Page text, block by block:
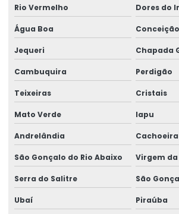
Rio Vermelho Dores do
Água Boa
Jequeri Chapada
Cambuquira Perdigão
Teixeiras Cristais
Mato Verde Iapu
Andrelândia
São Gonçalo do Rio Abaixo Virgem da
Serra do Salitre São
Ubaí Piraúba